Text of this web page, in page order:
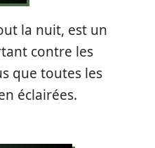
la nuit, est un
contre les
que toutes les
éclairées.